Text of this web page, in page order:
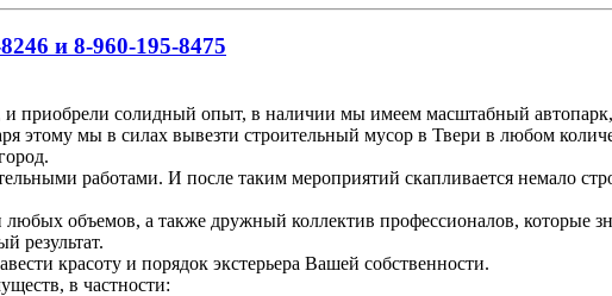
и 8-960-195-8475
солидный опыт, в наличии мы имеем масштабный автопарк,
этому мы в силах вывезти строительный мусор в Твери в любом
работами. И после таким мероприятий скапливается немало
объемов, а также дружный коллектив профессионалов, которые
результат.
красоту и порядок экстерьера Вашей собственности.
в частности: